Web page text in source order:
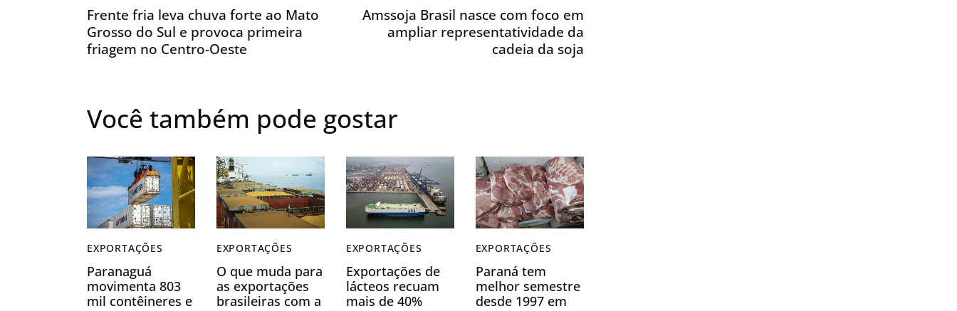
Frente fria leva chuva forte ao Mato
Grosso do Sul e provoca primeira
friagem no Centro-Oeste
Amssoja Brasil nasce com foco em
ampliar representatividade da
cadeia da soja
Você também pode gostar
EXPORTAÇÕES
Paranaguá
movimenta 803
mil contêineres e
EXPORTAÇÕES
O que muda para
as exportações
brasileiras com a
EXPORTAÇÕES
Exportações de
lácteos recuam
mais de 40%
EXPORTAÇÕES
Paraná tem
melhor semestre
desde 1997 em